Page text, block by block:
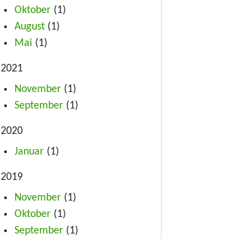
Oktober (1)
August (1)
Mai (1)
2021
November (1)
September (1)
2020
Januar (1)
2019
November (1)
Oktober (1)
September (1)